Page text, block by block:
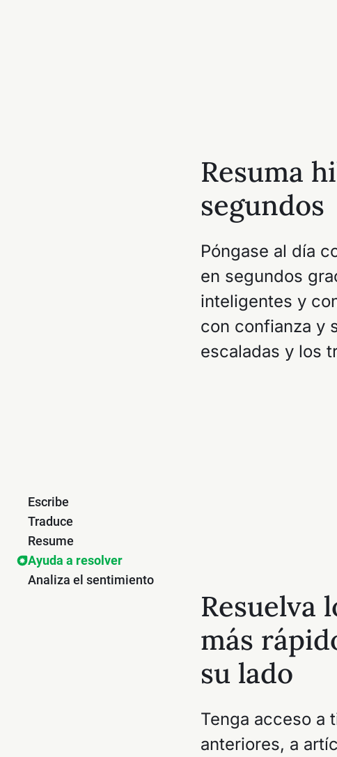
Escribe
Traduce
Resume
Ayuda a resolver
Analiza el sentimiento
Resuma
segundos
Póngase al día
en segundos
inteligentes y
con confianza y
escaladas y los
Resuelva
más
su lado
Tenga acceso a
anteriores, a